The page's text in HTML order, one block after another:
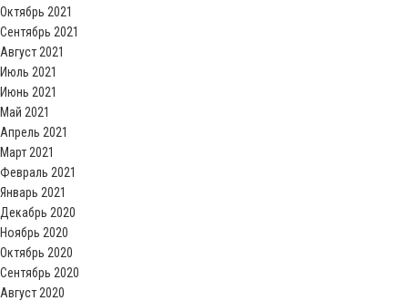
Октябрь 2021
Сентябрь 2021
Август 2021
Июль 2021
Июнь 2021
Май 2021
Апрель 2021
Март 2021
Февраль 2021
Январь 2021
Декабрь 2020
Ноябрь 2020
Октябрь 2020
Сентябрь 2020
Август 2020